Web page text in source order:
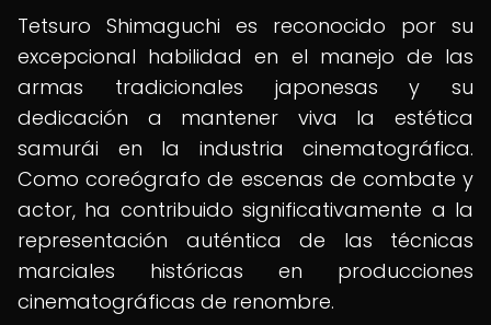
Tetsuro Shimaguchi es reconocido por su
excepcional habilidad en el manejo de las
armas tradicionales japonesas y su
dedicación a mantener viva la estética
samurái en la industria cinematográfica.
Como coreógrafo de escenas de combate y
actor, ha contribuido significativamente a la
representación auténtica de las técnicas
marciales históricas en producciones
cinematográficas de renombre.